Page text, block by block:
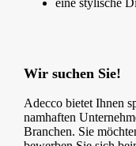
Wir suchen Sie!
Adecco bietet Ihnen
namhaften
Branchen. Sie